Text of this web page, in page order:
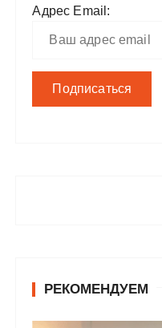
Адрес Email:
РЕКОМЕНДУЕМ